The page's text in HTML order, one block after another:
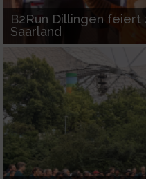
B2Run Dillingen
Saarland